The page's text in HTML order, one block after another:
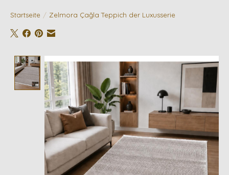
Startseite / Zelmora Çağla Teppich der Luxusserie
Product image slideshow Items